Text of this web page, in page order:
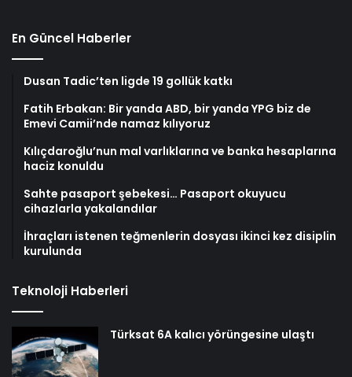
En Güncel Haberler
Dusan Tadic’ten ligde 19 gollük katkı
Fatih Erbakan: Bir yanda ABD, bir yanda YPG biz de
Emevi Camii’nde namaz kılıyoruz
Kılıçdaroğlu’nun mal varlıklarına ve banka hesaplarına
haciz konuldu
Sahte pasaport şebekesi… Pasaport okuyucu
cihazlarla yakalandılar
İhraçları istenen teğmenlerin dosyası ikinci kez disiplin
kurulunda
Teknoloji Haberleri
Türksat 6A kalıcı yörüngesine ulaştı